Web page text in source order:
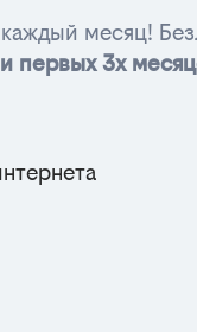
месяц!
первых 3х